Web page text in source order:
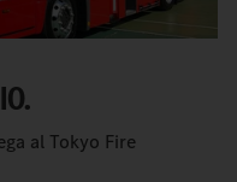
al Tokyo Fire